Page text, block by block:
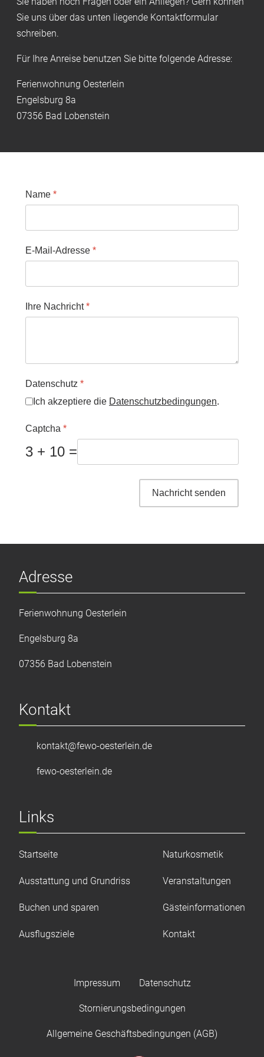
Sie uns über das unten liegende Kontaktformular
schreiben.
Für Ihre Anreise benutzen Sie bitte folgende Adresse:
Ferienwohnung Oesterlein
Engelsburg 8a
07356 Bad Lobenstein
Name *
E-Mail-Adresse *
Ihre Nachricht*
Datenschutz *
Ich akzeptiere die Datenschutzbedingungen.
Captcha *
3 + 10 =
Nachricht senden
Adresse
Ferienwohnung Oesterlein
Engelsburg 8a
07356 Bad Lobenstein
Kontakt
kontakt@fewo-oesterlein.de
fewo-oesterlein.de
Links
Startseite
Ausstattung und Grundriss
Buchen und sparen
Ausflugsziele
Naturkosmetik
Veranstaltungen
Gästeinformationen
Kontakt
Impressum Datenschutz
Stornierungsbedingungen
Allgemeine Geschäftsbedingungen (AGB)